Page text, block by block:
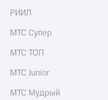
Акционерный
Контроль
аудит
акций
РИИЛ
МТС Супер
МТС ТОП
МТС Junior
МТС Мудрый